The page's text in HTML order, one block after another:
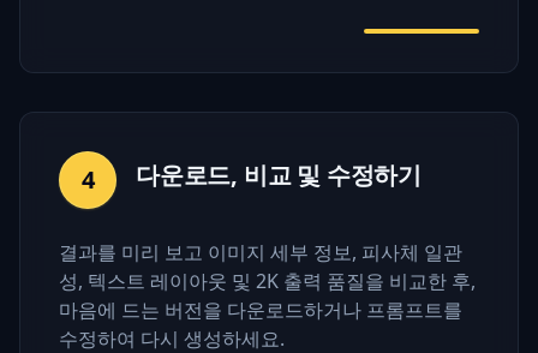
4 다운로드, 비교 및 수정하기
결과를 미리 보고 이미지 세부 정보, 피사체 일관
성, 텍스트 레이아웃 및 2K 출력 품질을 비교한 후,
마음에 드는 버전을 다운로드하거나 프롬프트를
수정하여 다시 생성하세요.